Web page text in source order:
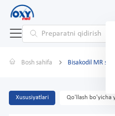
Bosh sahifa Bisakodil MR
Xususiyatlari Qo'llash bo'yicha